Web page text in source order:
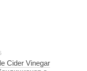
Cider Vinegar